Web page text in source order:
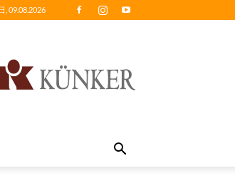
, 09.08.2026